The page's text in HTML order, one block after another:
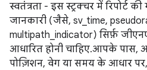
स्वतंत्रता - इस स्ट्रक्चर में रिपोर्ट
जानकारी (जैसे, sv_time,
multipath_indicator) सिर्फ़
आधारित होनी चाहिए. आपके पास,
पोज़िशन, वेग या समय के आधार